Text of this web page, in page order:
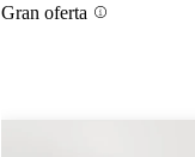
Gran oferta